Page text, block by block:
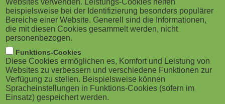
M
o
b
i
l
mit "knowtion"
München, August 2024 - Eine dynamische
Arbeitswelt erfordert ständig neue Lerninhalte.
Generative KI kann
den Trainingserstellungsprozess jedoch...
Websites verwenden. Leistungs-Cookies helfen
beispielsweise bei der Identifizierung besonders populärer
Bereiche einer Website. Generell sind die Informationen,
die mit diesen Cookies gesammelt werden, nicht
personenbezogen.
Funktions-Cookies
Diese Cookies ermöglichen es, Komfort und Leistung von
Websites zu verbessern und verschiedene Funktionen zur
Verfügung zu stellen. Beispielsweise können
Spracheinstellungen in Funktions-Cookies (sofern im
Einsatz) gespeichert werden.